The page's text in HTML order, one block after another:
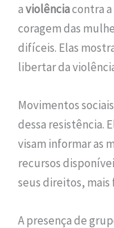
aviolênciacontra
coragem das
difíceis. Elas
libertar da
Movimentos
dessa resistência.
visam informar as
recursos
seus direitos,
A presença de